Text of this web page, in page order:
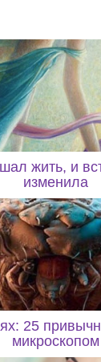
жить, и
изменила
25
микроскопом